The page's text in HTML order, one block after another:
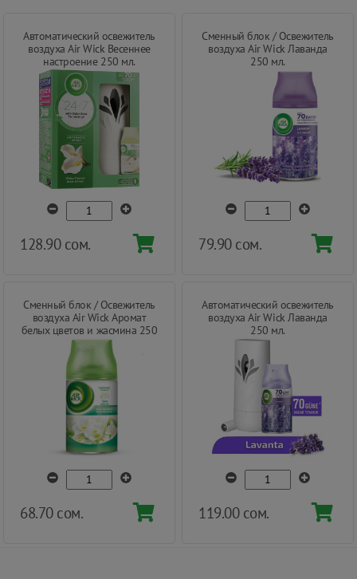
Автоматический освежитель
воздуха Air Wick Весеннее
настроение 250 мл.
128.90 сом.
Сменный блок / Освежитель
воздуха Air Wick Лаванда
250 мл.
79.90 сом.
Сменный блок / Освежитель
воздуха Air Wick Аромат
белых цветов и жасмина 250
мл.
68.70 сом.
Автоматический освежитель
воздуха Air Wick Лаванда
250 мл.
119.00 сом.